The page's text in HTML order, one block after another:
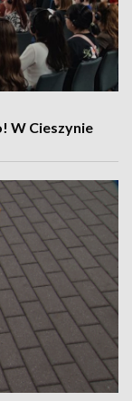
W Cieszynie